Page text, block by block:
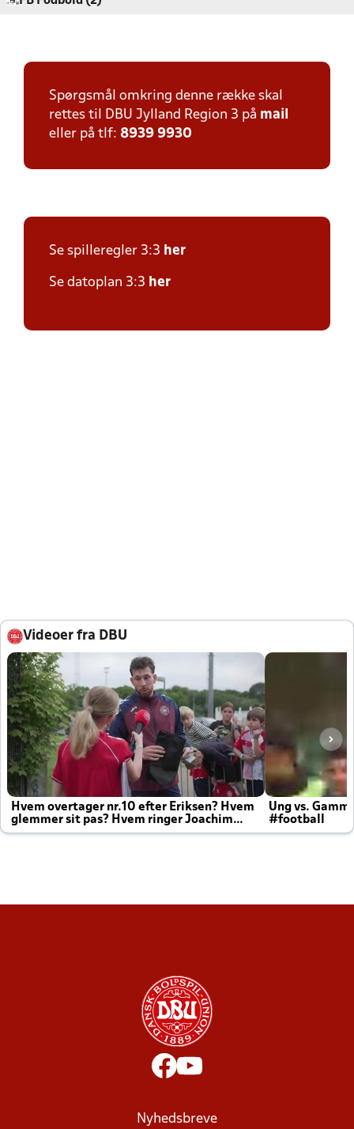
Spørgsmål omkring denne række skal
rettes til DBU Jylland Region 3 på mail
eller på tlf: 8939 9930
Se spilleregler 3:3 her
Se datoplan 3:3 her
Videoer fra DBU
Hvem overtager nr.10 efter Eriksen? Hvem
glemmer sit pas? Hvem ringer Joachim
altid til efter kampe?
Ung vs.
#football
Nyhedsbreve